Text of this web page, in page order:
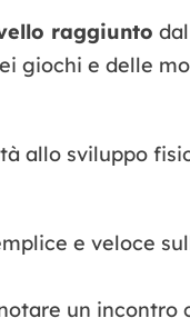
raggiunto
giochi e delle
allo sviluppo
e veloce
un incontro